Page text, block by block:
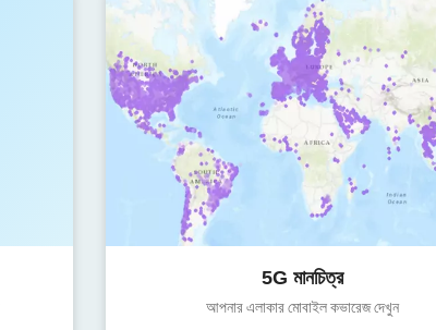
5G মানচিত্র
আপনার এলাকার মোবাইল কভারেজ দেখুন